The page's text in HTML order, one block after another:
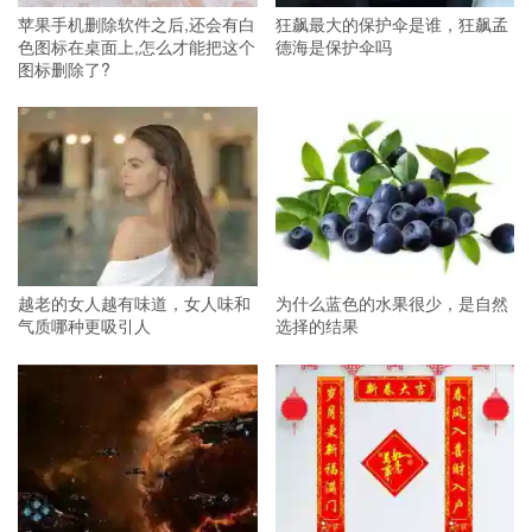
苹果手机删除软件之后,还会有白
色图标在桌面上,怎么才能把这个
图标删除了?
狂飙最大的保护伞是谁，狂飙孟
德海是保护伞吗
越老的女人越有味道，女人味和
气质哪种更吸引人
为什么蓝色的水果很少，是自然
选择的结果